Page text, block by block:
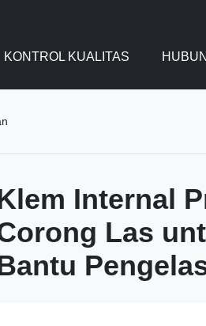
KONTROL KUALITAS
Internal
Las